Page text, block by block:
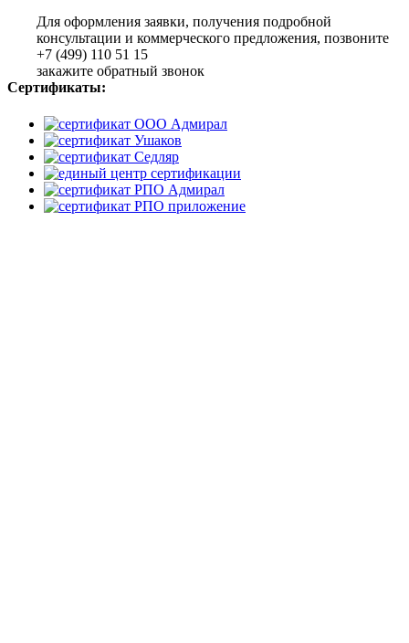
Для оформления заявки, получения подробной
консультации и коммерческого предложения, позвоните
+7 (499) 110 51 15
закажите обратный звонок
Сертификаты: